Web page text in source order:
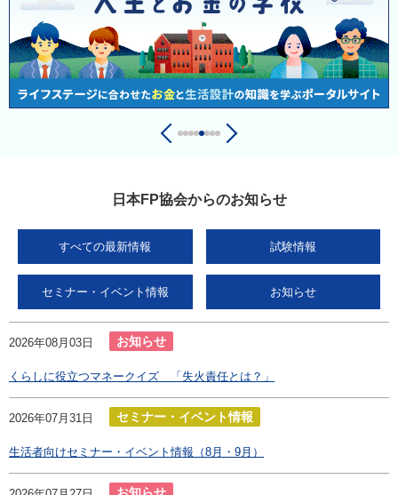
日本FP協会からのお知らせ
すべての最新情報 試験情報
セミナー・イベント情報 お知らせ
2026年08月03日 お知らせ
くらしに役立つマネークイズ 「失火責任とは？」
2026年07月31日 セミナー・イベント情報
生活者向けセミナー・イベント情報（8月・9月）
お知らせ